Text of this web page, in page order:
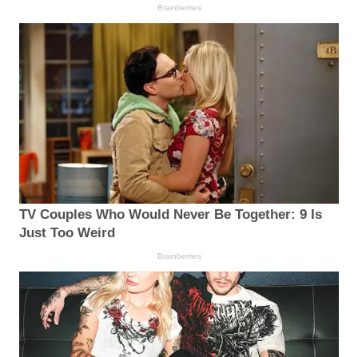
Brainberries
TV Couples Who Would Never Be Together: 9 Is
Just Too Weird
Brainberries